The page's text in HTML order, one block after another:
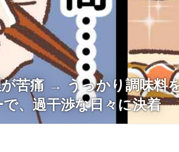
苦痛 → うっかり調味料
、過干渉な日々に決着